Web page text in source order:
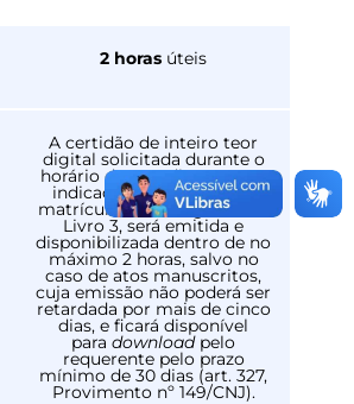
2 horas úteis
A certidão de inteiro teor
digital solicitada durante o
horário de expediente, com
indicação do número da
matrícula ou do registro no
Livro 3, será emitida e
disponibilizada dentro de no
máximo 2 horas, salvo no
caso de atos manuscritos,
cuja emissão não poderá ser
retardada por mais de cinco
dias, e ficará disponível
para download pelo
requerente pelo prazo
mínimo de 30 dias (art. 327,
Provimento nº 149/CNJ).